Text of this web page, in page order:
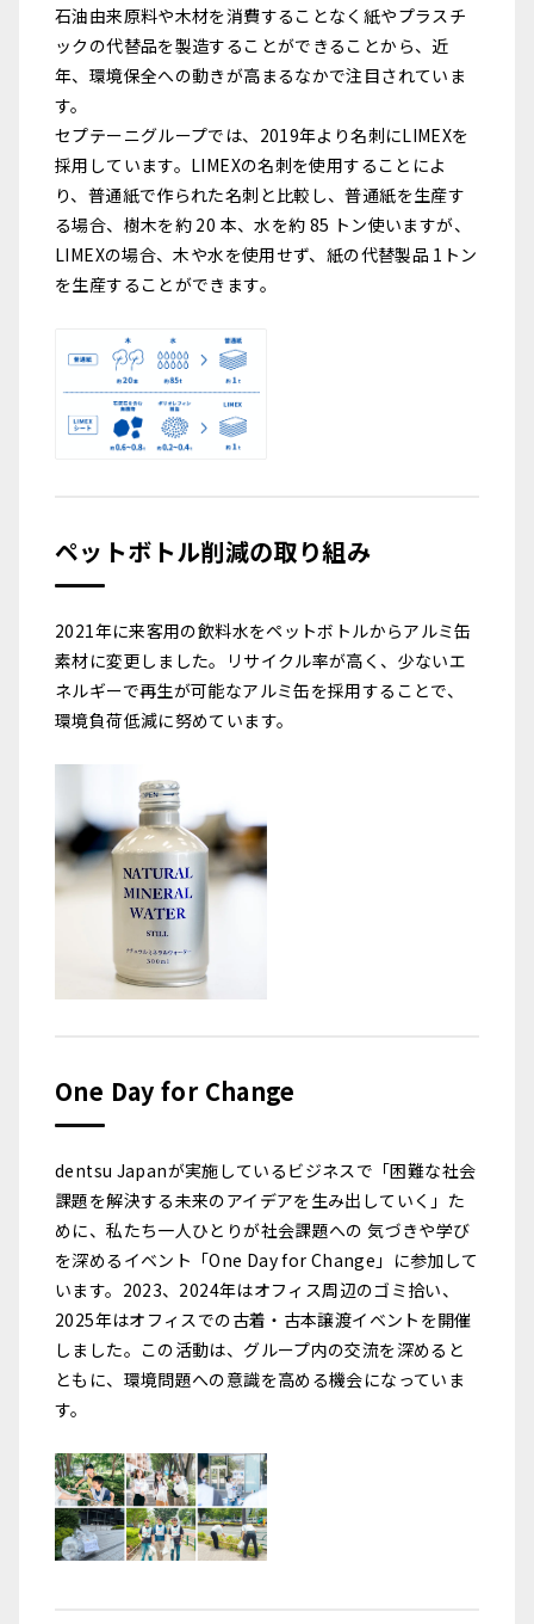
石油由来原料や木材を消費することなく紙やプラスチ
ックの代替品を製造することができることから、近
年、環境保全への動きが高まるなかで注目されていま
す。
セプテーニグループでは、2019年より名刺にLIMEXを
採用しています。LIMEXの名刺を使用することによ
り、普通紙で作られた名刺と比較し、普通紙を生産す
る場合、樹木を約 20 本、水を約 85 トン使いますが、
LIMEXの場合、木や水を使用せず、紙の代替製品 1トン
を生産することができます。
ペットボトル削減の取り組み
2021年に来客用の飲料水をペットボトルからアルミ缶
素材に変更しました。リサイクル率が高く、少ないエ
ネルギーで再生が可能なアルミ缶を採用することで、
環境負荷低減に努めています。
One Day for Change
dentsu Japanが実施しているビジネスで「困難な社会
課題を解決する未来のアイデアを生み出していく」た
めに、私たち一人ひとりが社会課題への 気づきや学び
を深めるイベント「One Day for Change」に参加して
います。2023、2024年はオフィス周辺のゴミ拾い、
2025年はオフィスでの古着・古本譲渡イベントを開催
しました。この活動は、グループ内の交流を深めると
ともに、環境問題への意識を高める機会になっていま
す。